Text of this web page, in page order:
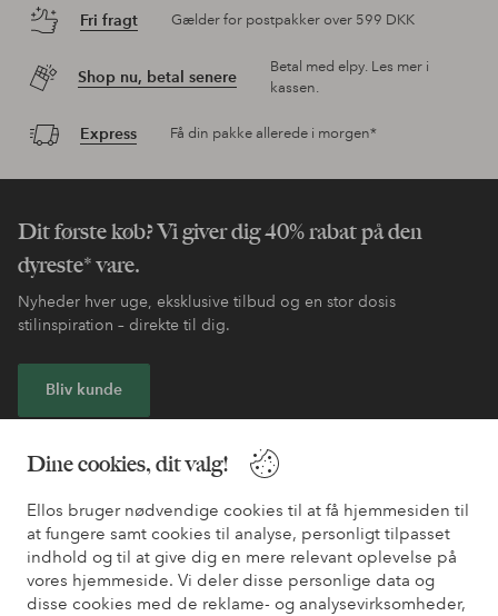
Dine cookies, dit valg!
Ellos bruger nødvendige cookies til at få hjemmesiden til
at fungere samt cookies til analyse, personligt tilpasset
indhold og til at give dig en mere relevant oplevelse på
vores hjemmeside. Vi deler disse personlige data og
disse cookies med de reklame- og analysevirksomheder,
Fri fragt Gælder for postpakker over 599 DKK
Shop nu, betal senere
Betal med elpy. Les mer i
kassen.
Express Få din pakke allerede i morgen*
Dit første køb? Vi giver dig 40% rabat på den
dyreste* vare.
Nyheder hver uge, eksklusive tilbud og en stor dosis
stilinspiration – direkte til dig.
Bliv kunde
Har du brug for hjælp?
Du kan finde svar på de oftest stillede spørgsmål i vores FAQ.
Du kan også finde oplysninger om, hvordan du kontakter os.